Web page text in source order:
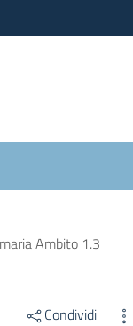
Ambito 1.3
Condividi